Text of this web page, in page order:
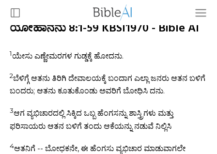
ಯೋಹಾನನು 8:1-59 KBSI1970 - Bible AI
1ಯೇಸು ಎಣ್ಣೇಮರಗಳ ಗುಡ್ಡಕ್ಕೆ ಹೋದನು.
2ಬೆಳಿಗ್ಗೆ ಆತನು ತಿರಿಗಿ ದೇವಾಲಯಕ್ಕೆ ಬಂದಾಗ ಎಲ್ಲಾ ಜನರು ಆತನ ಬಳಿಗೆ
ಬಂದರು; ಆತನು ಕೂತುಕೊಂಡು ಅವರಿಗೆ ಬೋಧಿಸಿ ದನು.
3ಆಗ ವ್ಯಭಿಚಾರದಲ್ಲಿ ಸಿಕ್ಕಿದ ಒಬ್ಬ ಹೆಂಗಸನ್ನು ಶಾಸ್ತ್ರಿಗಳು ಮತ್ತು
ಫರಿಸಾಯರು ಆತನ ಬಳಿಗೆ ತಂದು ಆಕೆಯನ್ನು ನಡುವೆ ನಿಲ್ಲಿಸಿ
4ಆತನಿಗೆ -- ಬೋಧಕನೇ, ಈ ಹೆಂಗಸು ವ್ಯಭಿಚಾರ ಮಾಡುವಾಗಲೇ